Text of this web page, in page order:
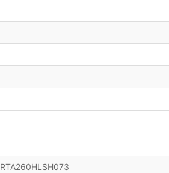
RTA260HLSH073